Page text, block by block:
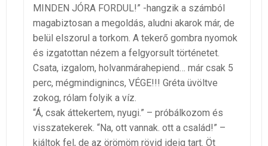
MINDEN JÓRA FORDUL!” -hangzik a számból
magabiztosan a megoldás, aludni akarok már, de
belül elszorul a torkom. A tekerő gombra nyomok
és izgatottan nézem a felgyorsult történetet.
Csata, izgalom, holvanmárahepiend… már csak 5
perc, mégmindignincs, VÉGE!!! Gréta üvöltve
zokog, rólam folyik a víz.
“Á, csak áttekertem, nyugi.” – próbálkozom és
visszatekerek. “Na, ott vannak. ott a család!” –
kiáltok fel, de az örömöm rövid ideig tart. Öt